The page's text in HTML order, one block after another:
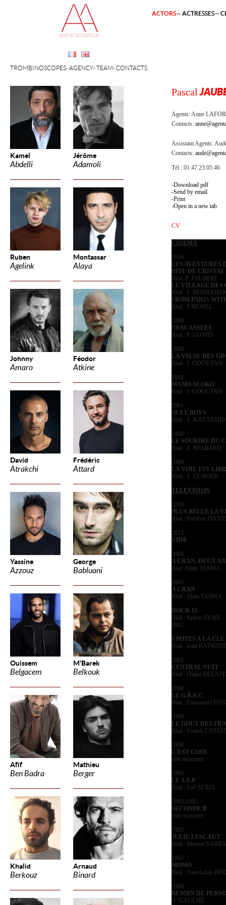
Kamel
Abdelli
Jérôme
Adamoli
Ruben
Agelink
Montassar
Alaya
Johnny
Amaro
Féodor
Atkine
David
Atrakchi
Frédéric
Attard
Yassine
Azzouz
George
Babluani
Ouissem
Belgacem
M'Barek
Belkouk
Afif
Ben Badra
Mathieu
Berger
Khalid
Berkouz
Arnaud
Binard
TROMBINOSCOPES AGENCY TEAM CONTACTS
ACTORS ACTRESSES
Pascal
Agents:Anne
Contacts:
Assistant Agents:
Contacts:
Tél : 01 47 23 05 46
Download pdf
Send by email
Print
Open in a new tab
CV
CINEMA
2010
LES
BITE DE CRISTAL
Réal: P. JAUBERT
LE VILLAGE DES
Réal : F.
FROM PARIS
Réal : P.MOREL
2008
FRACASSEES
Réal : F. LLOPIS
2004
LA VALSE DES
Réal : J. ODOUTAN
2002
MAMA ALOKO
Réal : J. ODOUTAN
2001
SEXY BOYS
Réal : S.
1999
LE SOURIRE DU
Réal : E. BESBARD
1998
LA VOIE EST
Réal : S. CLAVIER
TELEVISION
2016
PLUS BELLE LA
Réal : Frédéric
2013
VDM
2004
A CRAN, DEUX
Réal: Alain TASMA
2003
A CRAN
Réal : Alain TASMA
DOCK 13
Réal : Sylvie AYME
2002
5 POTES A LA CLE
Réal : Ivan RADKINE
2001
CENTRAL NUIT
Réal : Didier
2000
LE G.R.E.C.
Réal : Emmanuel
1998
LE GOUT DES
Réal : Franck
1996
C'EST COOL
rôle récurrent
1995
LE J.A.P
Réal : Joël SERIA
1993-1995
SECONDE B
rôle récurrent
1995
JULIE LESCAUT
Réal : Marion
1992
MOMO
Réal : Jean-Louis
1990
BESOIN DE
6° GAUCHE